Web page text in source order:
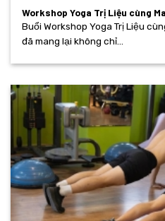
Workshop Yoga Trị Liệu cùng
Buổi Workshop Yoga Trị Liệu
đã mang lại không chỉ...